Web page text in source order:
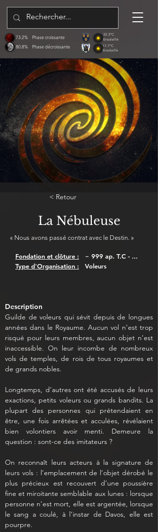
80.8%
73.2%
Phase décroissante
Phase croissante
32.3°C
Ensoleillé
17.7°C
Ensoleillé
< Retour
La Nébuleuse
« Nous avons passé contrat avec le Destin. »
Fondation et clôture :
Type d'Organisation :
~ 999 ap. T.C - ...
Voleurs
Description
Guilde de voleurs qui sévit depuis de longues
années dans le Royaume. Aucun vol n’est trop
risqué pour leurs membres, aucun objet n’est
inaccessible. On leur incombe de nombreux
vols de temples, de rois de tous royaumes et
de grands nobles.
Longtemps, d’autres ont été accusés de leurs
exactions, petits voleurs ou grands bandits. La
plupart des personnes qui prétendaient en
être, une fois arrêtées et acculées, révélaient
bien volontiers avoir menti. Demeure la
question : sont-ce des imitateurs ?
On reconnaît leurs acteurs à la signature de
leurs vols : l’emplacement de l’objet dérobé le
plus précieux est recouvert d’une poussière
fine et miroitante semblable aux lunes : lorsque
personne n’est mort, elle est argentée, lorsque
le sang a coulé, à l’instar de Davos, elle est
pourpre.